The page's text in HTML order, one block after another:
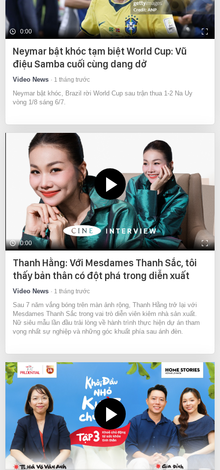
0:00
Neymar bật khóc tạm biệt World Cup: Vũ
điệu Samba cuối cùng dang dở
Video News 1 tháng trước
Neymar bật khóc, Brazil rời World Cup sau trận thua 1-2 Na Uy
vòng 1/8 sáng 6/7.
0:00
Thanh Hằng: Với Mesdames Thanh Sắc, tôi
thấy bản thân có đột phá trong diễn xuất
Video News 1 tháng trước
Sau 7 năm vắng bóng trên màn ảnh rộng, Thanh Hằng trở lại với
Mesdames Thanh Sắc trong vai trò diễn viên kiêm nhà sản xuất.
Nữ siêu mẫu lần đầu trải lòng về hành trình thực hiện dự án tham
vọng nhất sự nghiệp và những góc khuất phía sau ánh đèn.